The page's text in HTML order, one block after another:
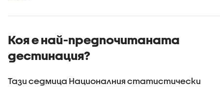
Коя е най-предпочитаната
дестинация?
Тази седмица Националния статистически